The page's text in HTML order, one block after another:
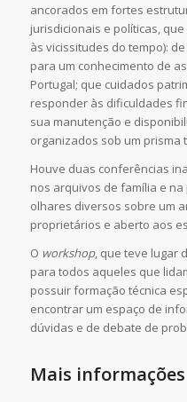
ancorados em fortes
jurisdicionais e políticas,
às vicissitudes do tempo):
para um conhecimento de
Portugal; que cuidados
responder às dificuldades
sua manutenção e
organizados sob um prisma
Houve duas conferências
nos arquivos de família e
olhares diversos sobre um
proprietários e aberto aos
O workshop, que teve lugar
para todos aqueles que
possuir formação técnica
encontrar um espaço de
dúvidas e de debate de
Mais informações